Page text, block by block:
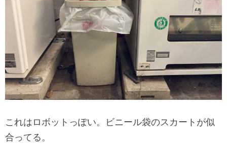
これはロボットっぽい。ビニール袋のスカートが似
合ってる。